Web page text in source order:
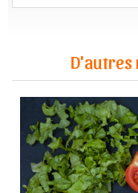
D'autres